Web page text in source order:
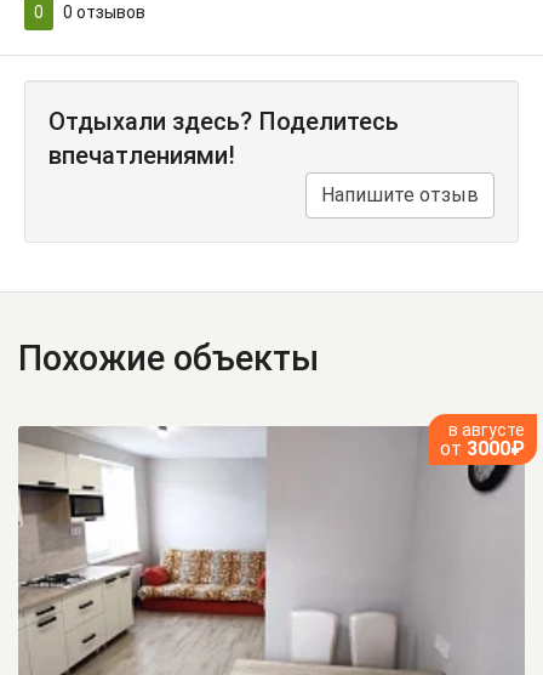
0 0 отзывов
Отдыхали здесь? Поделитесь
впечатлениями!
Напишите отзыв
Похожие объекты
в августе
от 3000₽